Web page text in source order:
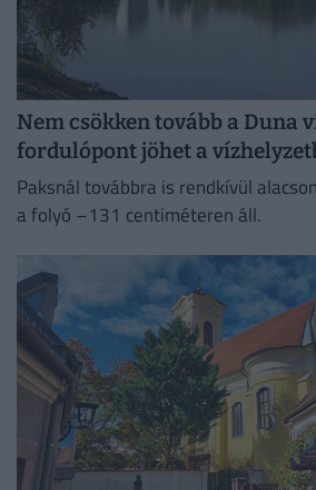
Nem csökken tovább a Duna
fordulópont jöhet a
Paksnál továbbra is rendkívül
a folyó –131 centiméteren áll.